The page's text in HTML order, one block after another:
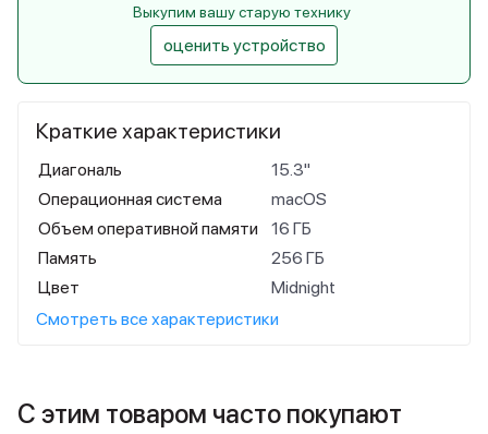
Краткие характеристики
Диагональ
15.3"
Операционная система
macOS
Объем оперативной памяти
16 ГБ
Память
256 ГБ
Цвет
Midnight
Смотреть все характеристики
Выкупим вашу старую технику
оценить устройство
С этим товаром часто покупают